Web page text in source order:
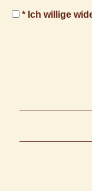
* Ich willige